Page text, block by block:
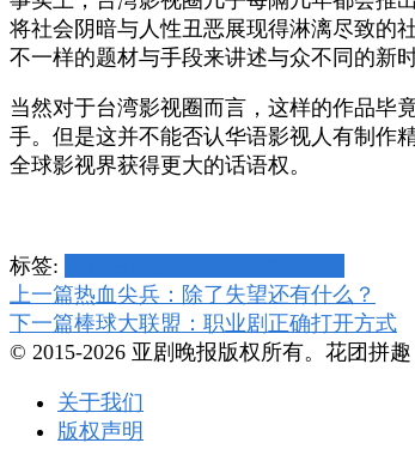
将社会阴暗与人性丑恶展现得淋漓尽致的
不一样的题材与手段来讲述与众不同的新
当然对于台湾影视圈而言，这样的作品毕
手。但是这并不能否认华语影视人有制作
全球影视界获得更大的话语权。
标签:
博
文
航
上一篇热血尖兵：除了失望还有什么？
下一篇棒球大联盟：职业剧正确打开方式
© 2015-2026 亚剧晚报版权所有。 花团拼
关于我们
版权声明